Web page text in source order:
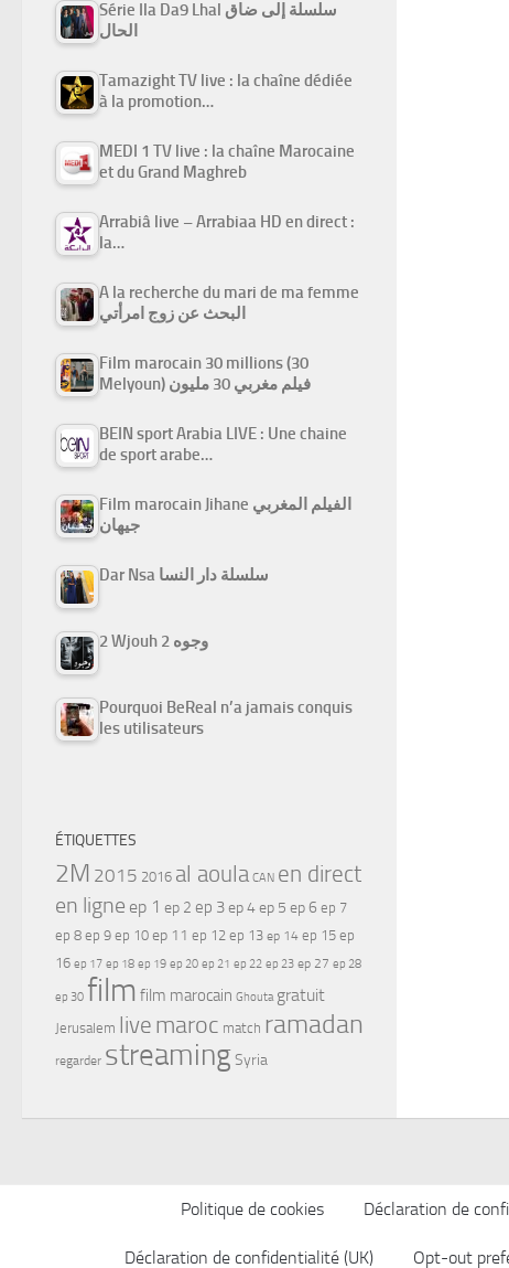
Série Ila Da9 Lhal سلسلة إلى ضاق
الحال
Tamazight TV live : la chaîne dédiée
à la promotion…
MEDI 1 TV live : la chaîne Marocaine
et du Grand Maghreb
Arrabiâ live – Arrabiaa HD en direct :
la…
A la recherche du mari de ma femme
البحث عن زوج امرأتي
Film marocain 30 millions (30
Melyoun) فيلم مغربي 30 مليون
BEIN sport Arabia LIVE : Une chaine
de sport arabe…
Film marocain Jihane الفيلم المغربي
جيهان
Dar Nsa سلسلة دار النسا
2 Wjouh 2 وجوه
Pourquoi BeReal n’a jamais conquis
les utilisateurs
ÉTIQUETTES
2M 2015 2016 al aoula CAN en direct
en ligne ep 1 ep 2 ep 3ep 4ep 5 ep 6 ep 7
ep 8 ep 9 ep 10 ep 11 ep 12 ep 13 ep 14 ep 15 ep
16 ep 17 ep 18 ep 19 ep 20 ep 21 ep 22 ep 23 ep 27 ep 28
ep 30 film film marocain Ghouta gratuit
Jerusalem live maroc match ramadan
regarder streamingSyria
Politique de cookies Déclaration de
Déclaration de confidentialité (UK) Opt-out